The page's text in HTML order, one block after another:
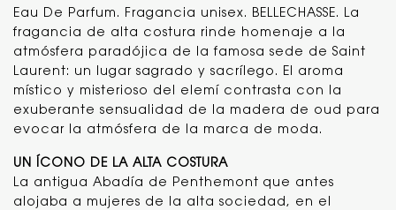
Eau De Parfum. Fragancia unisex. BELLECHASSE. La
fragancia de alta costura rinde homenaje a la
atmósfera paradójica de la famosa sede de Saint
Laurent: un lugar sagrado y sacrílego. El aroma
místico y misterioso del elemí contrasta con la
exuberante sensualidad de la madera de oud para
evocar la atmósfera de la marca de moda.
UN ÍCONO DE LA ALTA COSTURA
La antigua Abadía de Penthemont que antes
alojaba a mujeres de la alta sociedad, en el